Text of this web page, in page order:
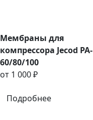
Мембраны для
компрессора Jecod PA-
60/80/100
от 1 000 ₽
Подробнее